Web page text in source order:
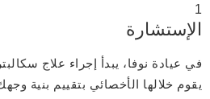
1
الإستشارة
في عيادة نوفا، يبدأ إجراء علاج
يقوم خلالها الأخصائي بتقييم بنية